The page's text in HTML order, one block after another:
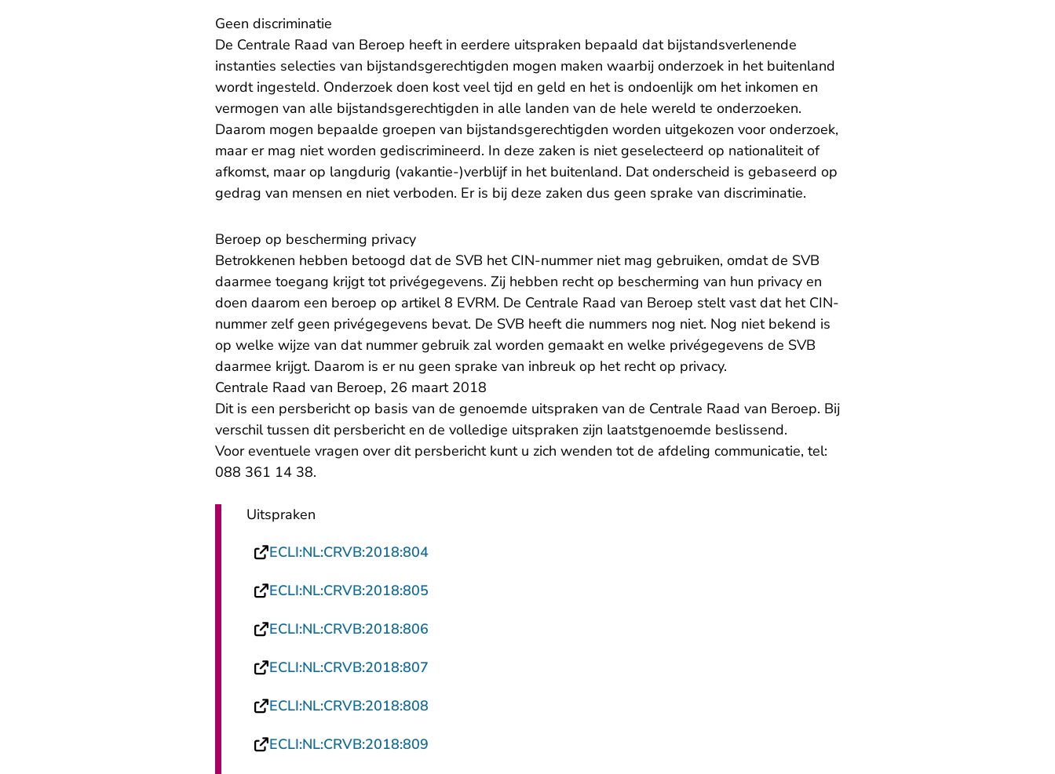
Geen discriminatie
De Centrale Raad van Beroep heeft in eerdere uitspraken bepaald dat bijstandsverlenende
instanties selecties van bijstandsgerechtigden mogen maken waarbij onderzoek in het buitenland
wordt ingesteld. Onderzoek doen kost veel tijd en geld en het is ondoenlijk om het inkomen en
vermogen van alle bijstandsgerechtigden in alle landen van de hele wereld te onderzoeken.
Daarom mogen bepaalde groepen van bijstandsgerechtigden worden uitgekozen voor onderzoek,
maar er mag niet worden gediscrimineerd. In deze zaken is niet geselecteerd op nationaliteit of
afkomst, maar op langdurig (vakantie-)verblijf in het buitenland. Dat onderscheid is gebaseerd op
gedrag van mensen en niet verboden. Er is bij deze zaken dus geen sprake van discriminatie.
Beroep op bescherming privacy
Betrokkenen hebben betoogd dat de SVB het CIN-nummer niet mag gebruiken, omdat de SVB
daarmee toegang krijgt tot privégegevens. Zij hebben recht op bescherming van hun privacy en
doen daarom een beroep op artikel 8 EVRM. De Centrale Raad van Beroep stelt vast dat het CIN-
nummer zelf geen privégegevens bevat. De SVB heeft die nummers nog niet. Nog niet bekend is
op welke wijze van dat nummer gebruik zal worden gemaakt en welke privégegevens de SVB
daarmee krijgt. Daarom is er nu geen sprake van inbreuk op het recht op privacy.
Centrale Raad van Beroep, 26 maart 2018
Dit is een persbericht op basis van de genoemde uitspraken van de Centrale Raad van Beroep. Bij
verschil tussen dit persbericht en de volledige uitspraken zijn laatstgenoemde beslissend.
Voor eventuele vragen over dit persbericht kunt u zich wenden tot de afdeling communicatie, tel:
088 361 14 38.
Uitspraken
ECLI:NL:CRVB:2018:804- U verlaat Rechtspraak.nl
ECLI:NL:CRVB:2018:805
ECLI:NL:CRVB:2018:806
ECLI:NL:CRVB:2018:807
ECLI:NL:CRVB:2018:808
ECLI:NL:CRVB:2018:809